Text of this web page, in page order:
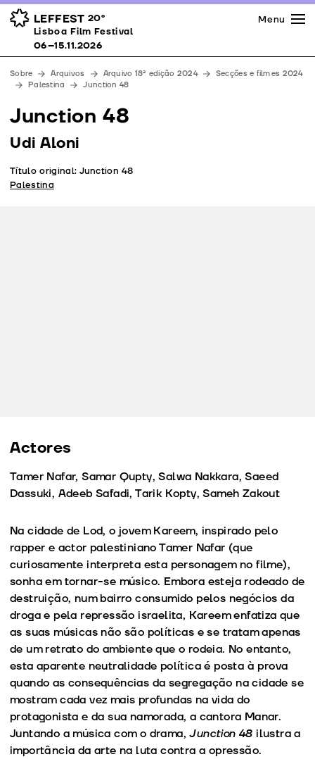
LEFFEST 20º
Lisboa Film Festival 06–15.11.2026
Prémios
Espaços
Apoios
Equipa
Downloads
Contactos
Menu
Lisboa Film Festival
06–15.11.2026
Sobre Arquivos Arquivo 18ª edição 2024
Secções e filmes 2024
Palestina
Junction 48
Junction 48
Udi Aloni
Título original: Junction 48
Palestina
Actores
Tamer Nafar, Samar Qupty, Salwa Nakkara, Saeed
Dassuki, Adeeb Safadi, Tarik Kopty, Sameh Zakout
Na cidade de Lod, o jovem Kareem, inspirado pelo
rapper e actor palestiniano Tamer Nafar (que
curiosamente interpreta esta personagem no filme),
sonha em tornar-se músico. Embora esteja rodeado de
destruição, num bairro consumido pelos negócios da
droga e pela repressão israelita, Kareem enfatiza que
as suas músicas não são políticas e se tratam apenas
de um retrato do ambiente que o rodeia. No entanto,
esta aparente neutralidade política é posta à prova
quando as consequências da segregação na cidade se
mostram cada vez mais profundas na vida do
protagonista e da sua namorada, a cantora Manar.
Juntando a música com o drama,Junction 48 ilustra a
importância da arte na luta contra a opressão.